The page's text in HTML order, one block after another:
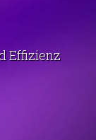
Effizienz